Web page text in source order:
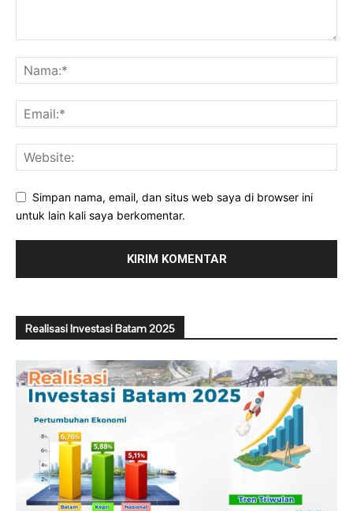
Simpan nama, email, dan situs web saya di browser ini
untuk lain kali saya berkomentar.
Realisasi Investasi Batam 2025